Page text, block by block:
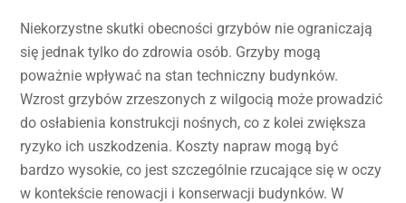
Niekorzystne skutki obecności grzybów nie ograniczają
się jednak tylko do zdrowia osób. Grzyby mogą
poważnie wpływać na stan techniczny budynków.
Wzrost grzybów zrzeszonych z wilgocią może prowadzić
do osłabienia konstrukcji nośnych, co z kolei zwiększa
ryzyko ich uszkodzenia. Koszty napraw mogą być
bardzo wysokie, co jest szczególnie rzucające się w oczy
w kontekście renowacji i konserwacji budynków. W